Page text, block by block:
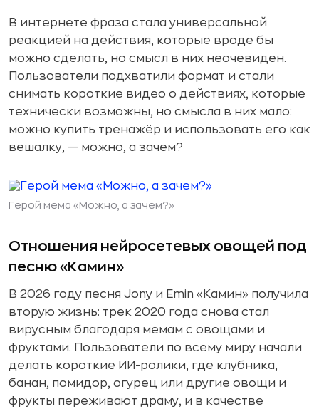
В интернете фраза стала универсальной
реакцией на действия, которые вроде бы
можно сделать, но смысл в них неочевиден.
Пользователи подхватили формат и стали
снимать короткие видео о действиях, которые
технически возможны, но смысла в них мало:
можно купить тренажёр и использовать его как
вешалку, — можно, а зачем?
Герой мема «Можно, а зачем?»
Отношения нейросетевых овощей под
песню «Камин»
В 2026 году песня Jony и Emin «Камин» получила
вторую жизнь: трек 2020 года снова стал
вирусным благодаря мемам с овощами и
фруктами. Пользователи по всему миру начали
делать короткие ИИ-ролики, где клубника,
банан, помидор, огурец или другие овощи и
фрукты переживают драму, и в качестве